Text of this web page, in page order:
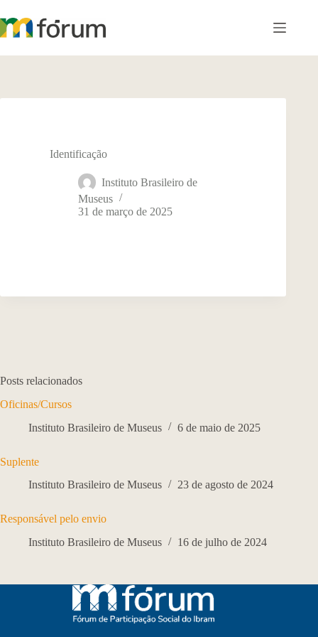
para
o
Identificação
Instituto Brasileiro de
Museus
31 de março de 2025
Posts relacionados
Oficinas/Cursos
Instituto Brasileiro de Museus
6 de maio de 2025
Suplente
Instituto Brasileiro de Museus
23 de agosto de 2024
Responsável pelo envio
Instituto Brasileiro de Museus
16 de julho de 2024